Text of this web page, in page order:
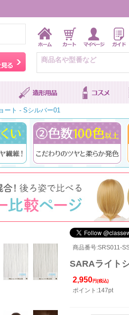
探す キャラ別おすすめ商品を見る
ート - Sシルバー01
商品番号:SRS011-
SARAライト
2,950 円(税込)
ポイント:147pt